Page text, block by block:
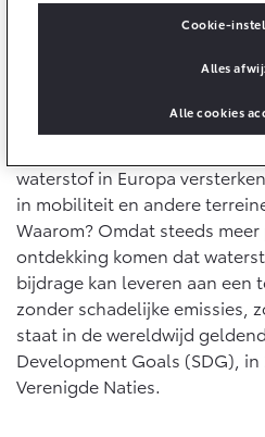
Vanaf € 39.995,-
Toyota C-HR+
BATTERIJ-ELEKTRISCH
10 jaar batterijgarantie
Onderdelen & Accessoires
Onderdelen
Accessoires
Banden
Connected
Connected Services
MyToyota login
Energie en slim laden
Toyota Hybride
De Toyota Fuel Business
waterstof in Europa
in mobiliteit en andere
Waarom? Omdat steeds
ontdekking komen dat
bijdrage kan leveren aan een
zonder schadelijke emissies,
staat in de wereldwijd
Development Goals (SDG),
Verenigde Naties.
Cookie-
Alles
Alle cookies